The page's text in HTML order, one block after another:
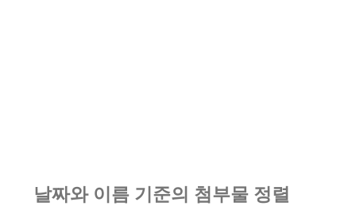
날짜와 이름 기준의 첨부물 정렬